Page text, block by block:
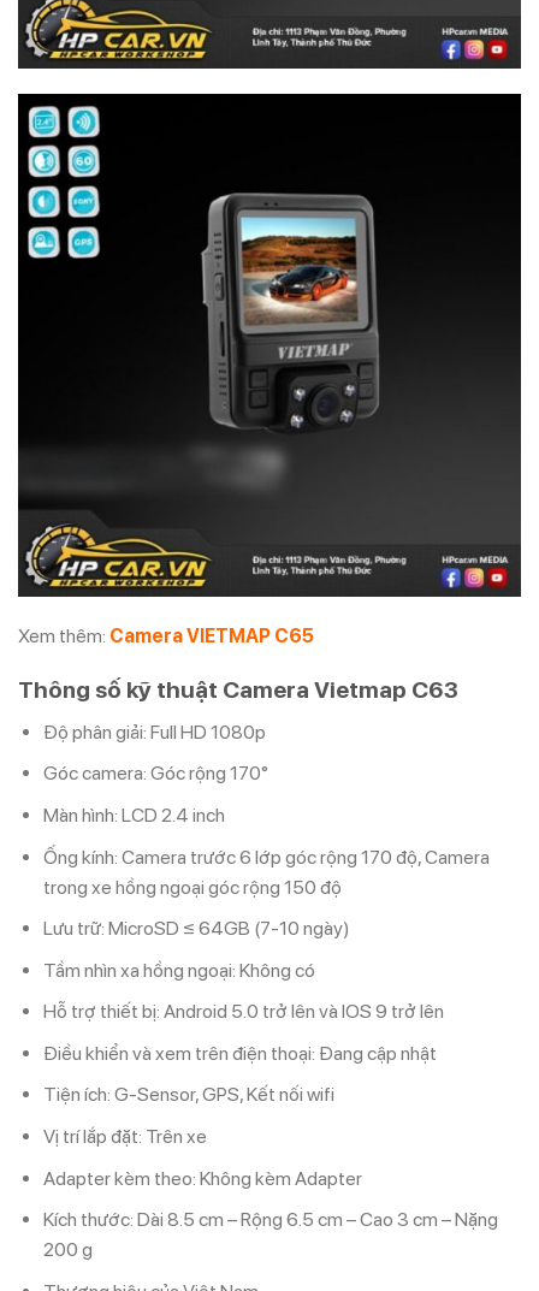
Xem thêm: Camera VIETMAP C65
Thông số kỹ thuật Camera Vietmap C63
Độ phân giải: Full HD 1080p
Góc camera: Góc rộng 170°
Màn hình: LCD 2.4 inch
Ống kính: Camera trước 6 lớp góc rộng 170 độ, Camera
trong xe hồng ngoại góc rộng 150 độ
Lưu trữ: MicroSD ≤ 64GB (7-10 ngày)
Tầm nhìn xa hồng ngoại: Không có
Hỗ trợ thiết bị: Android 5.0 trở lên và IOS 9 trở lên
Điều khiển và xem trên điện thoại: Đang cập nhật
Tiện ích: G-Sensor,GPS,Kết nối wifi
Vị trí lắp đặt: Trên xe
Adapter kèm theo: Không kèm Adapter
Kích thước: Dài 8.5 cm – Rộng 6.5 cm – Cao 3 cm – Nặng
200 g